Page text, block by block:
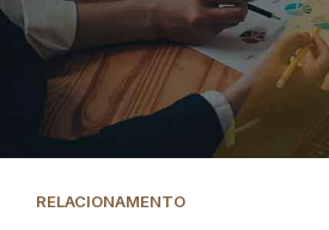
RELACIONAMENTO